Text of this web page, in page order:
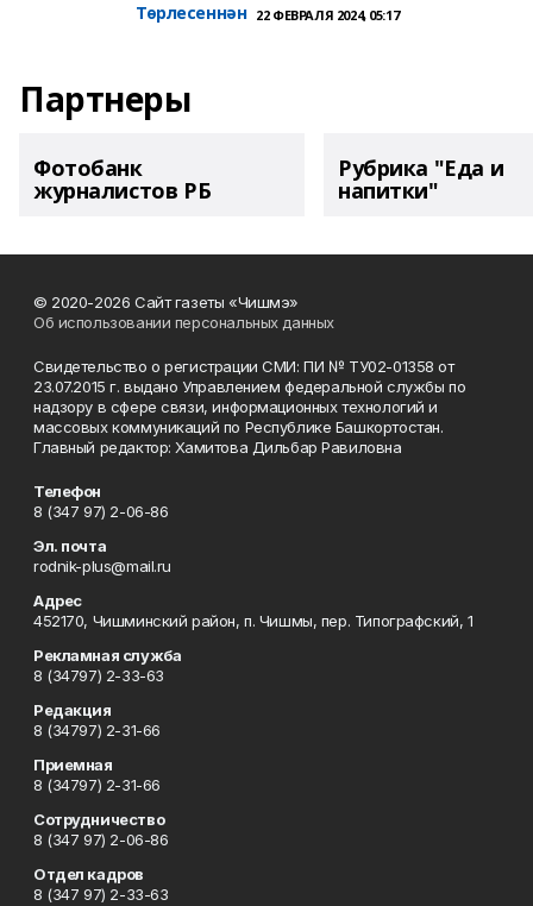
Төрлесеннән 22 ФЕВРАЛЯ 2024, 05:17
Партнеры
Фотобанк
журналистов РБ
Рубрика "Еда и
напитки"
© 2020-2026 Сайт газеты «Чишмэ»
Об использовании персональных данных
Свидетельство о регистрации СМИ: ПИ № ТУ02-01358 от
23.07.2015 г. выдано Управлением федеральной службы по
надзору в сфере связи, информационных технологий и
массовых коммуникаций по Республике Башкортостан.
Главный редактор: Хамитова Дильбар Равиловна
Телефон
8 (347 97) 2-06-86
Эл. почта
rodnik-plus@mail.ru
Адрес
452170, Чишминский район, п. Чишмы, пер. Типографский, 1
Рекламная служба
8 (34797) 2-33-63
Редакция
8 (34797) 2-31-66
Приемная
8 (34797) 2-31-66
Сотрудничество
8 (347 97) 2-06-86
Отдел кадров
8 (347 97) 2-33-63